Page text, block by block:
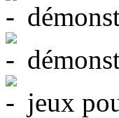
jeux